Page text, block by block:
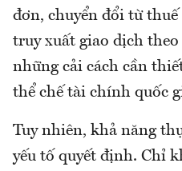
đơn, chuyển đổi từ
truy xuất giao dịch
những cải cách cần
thể chế tài chính quốc
Tuy nhiên, khả năng
yếu tố quyết định. Chỉ